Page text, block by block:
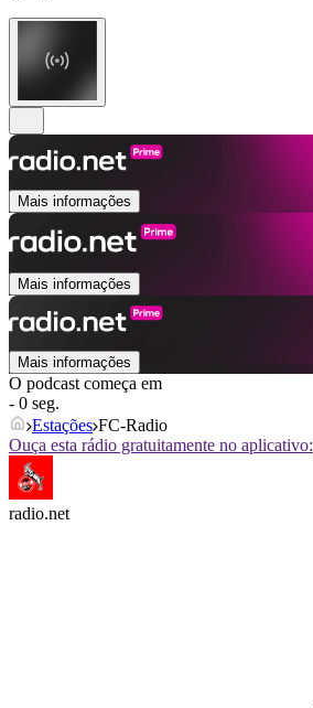
Mais informações
Mais informações
Mais informações
O podcast começa em
- 0 seg.
Estações FC-Radio
Ouça esta rádio gratuitamente no aplicativo:
radio.net